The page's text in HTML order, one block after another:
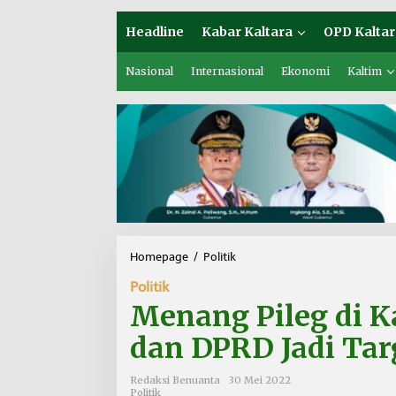
Headline Kabar Kaltara OPD
Nasional Internasional Ekonomi Kaltim
Homepage / Politik
n
g
P
l
Politik
Menang Pileg di
dan DPRD Jadi
Redaksi Benuanta
30 Mei 2022
Politik